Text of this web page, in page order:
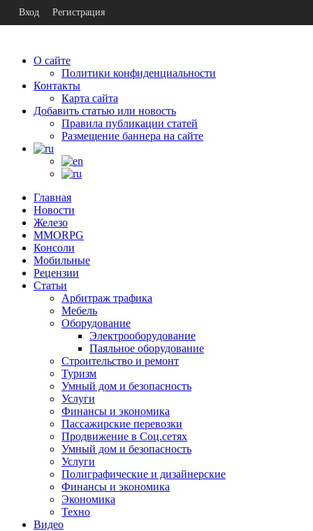
О сайте
Политики конфиденциальности
Контакты
Карта сайта
Добавить статью или новость
Правила публикации статей
Размещение баннера на сайте
Главная
Новости
Железо
MMORPG
Консоли
Мобильные
Рецензии
Статьи
Арбитраж трафика
Мебель
Оборудование
Электрооборудование
Паяльное оборудование
Строительство и ремонт
Туризм
Умный дом и безопасность
Услуги
Финансы и экономика
Пассажирские перевозки
Продвижение в Соц.сетях
Умный дом и безопасность
Услуги
Полиграфические и дизайнерские
Финансы и экономика
Экономика
Техно
Видео
Вход Регистрация